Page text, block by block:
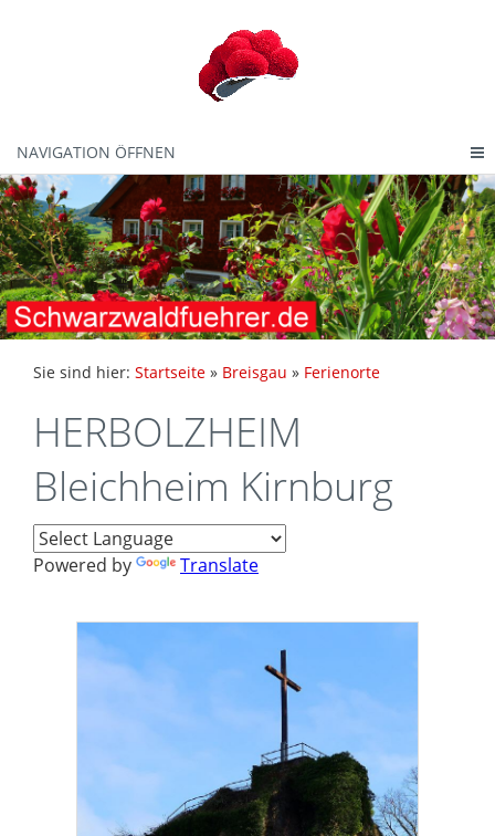
NAVIGATION ÖFFNEN
Sie sind hier: Startseite » Breisgau » Ferienorte
HERBOLZHEIM
Bleichheim Kirnburg
Powered by Translate